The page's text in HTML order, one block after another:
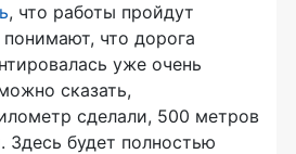
, что работы пройдут
что дорога
уже очень
сказать,
сделали, 500 метров
Здесь будет полностью